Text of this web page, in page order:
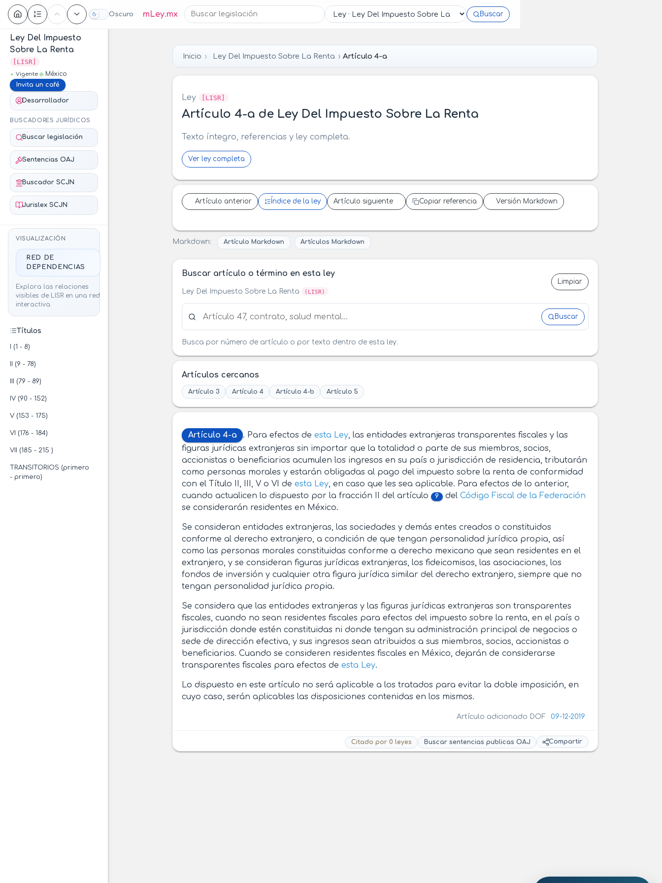
Oscuro mLey.mx Buscar
Contenido
Ley Del Impuesto
Sobre La Renta
[LISR]
Vigente
México
Invita un café
Desarrollador
BUSCADORES JURÍDICOS
Buscar legislación
Sentencias OAJ
Buscador SCJN
Jurislex SCJN
VISUALIZACIÓN
RED DE
DEPENDENCIAS
Explora las relaciones
visibles de LISR en una red
interactiva.
Títulos
I (1 - 8)
II (9 - 78)
III (79 - 89)
IV (90 - 152)
V (153 - 175)
VI (176 - 184)
VII (185 - 215 )
TRANSITORIOS (primero
- primero)
Inicio Ley Del Impuesto Sobre La Renta Artículo 4-a
Ley [LISR]
Artículo 4-a de Ley Del Impuesto Sobre La Renta
Texto íntegro, referencias y ley completa.
Ver ley completa
Artículo anterior Índice de la ley Artículo siguiente Copiar referencia Versión Markdown
Markdown: Artículo Markdown Artículos Markdown
Buscar artículo o término en esta ley
Ley Del Impuesto Sobre La Renta (LISR)
Limpiar
Buscar
Busca por número de artículo o por texto dentro de esta ley.
Artículos cercanos
Artículo 3 Artículo 4 Artículo 4-b Artículo 5
Artículo 4-a . Para efectos deesta Ley, las entidades extranjeras transparentes fiscales y las
figuras jurídicas extranjeras sin importar que la totalidad o parte de sus miembros, socios,
accionistas o beneficiarios acumulen los ingresos en su país o jurisdicción de residencia, tributarán
como personas morales y estarán obligadas al pago del impuesto sobre la renta de conformidad
con el Título II, III, V o VI deesta Ley, en caso que les sea aplicable. Para efectos de lo anterior,
cuando actualicen lo dispuesto por la fracción II del artículo 9 delCódigo Fiscal de la Federación
se considerarán residentes en México.
Se consideran entidades extranjeras, las sociedades y demás entes creados o constituidos
conforme al derecho extranjero, a condición de que tengan personalidad jurídica propia, así
como las personas morales constituidas conforme a derecho mexicano que sean residentes en el
extranjero, y se consideran figuras jurídicas extranjeras, los fideicomisos, las asociaciones, los
fondos de inversión y cualquier otra figura jurídica similar del derecho extranjero, siempre que no
tengan personalidad jurídica propia.
Se considera que las entidades extranjeras y las figuras jurídicas extranjeras son transparentes
fiscales, cuando no sean residentes fiscales para efectos del impuesto sobre la renta, en el país o
jurisdicción donde estén constituidas ni donde tengan su administración principal de negocios o
sede de dirección efectiva, y sus ingresos sean atribuidos a sus miembros, socios, accionistas o
beneficiarios. Cuando se consideren residentes fiscales en México, dejarán de considerarse
transparentes fiscales para efectos deesta Ley.
Lo dispuesto en este artículo no será aplicable a los tratados para evitar la doble imposición, en
cuyo caso, serán aplicables las disposiciones contenidas en los mismos.
Artículo adicionado DOF 09-12-2019
Citado por 0 leyes Buscar sentencias publicas OAJ Compartir